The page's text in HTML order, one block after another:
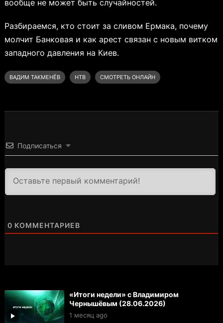
вообще не может быть случайностей.
Разбираемся, кто стоит за сливом Ермака, почему
молчит Банковая и как арест связан с новым витком
западного давления на Киев.
ВАДИМ ТАКМЕНЁВ НТВ СМОТРЕТЬ ОНЛАЙН
Подписаться
0 КОММЕНТАРИЕВ
«Итоги недели» с Владимиром
Чернышёвым (28.06.2026)
1 месяц ago